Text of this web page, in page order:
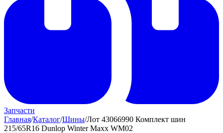
Запчасти
Главная/Каталог/Шины/Лот 43066990 Комплект шин
215/65R16 Dunlop Winter Maxx WM02